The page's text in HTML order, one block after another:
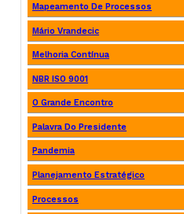
Mapeamento De Processos
Mário Vrandecic
Melhoria Contínua
NBR ISO 9001
O Grande Encontro
Palavra Do Presidente
Pandemia
Planejamento Estratégico
Processos